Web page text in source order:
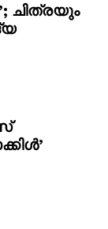
ചിത്രയും